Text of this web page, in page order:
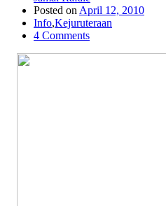
Posted on April 12, 2010
Info,Kejuruteraan
4 Comments